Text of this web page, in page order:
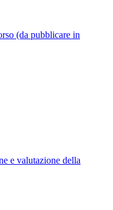
(da pubblicare in
e valutazione della